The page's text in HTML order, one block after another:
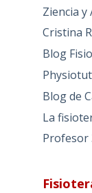
Ziencia y
Cristina
Blog Fisio
Blog de
La
Profesor